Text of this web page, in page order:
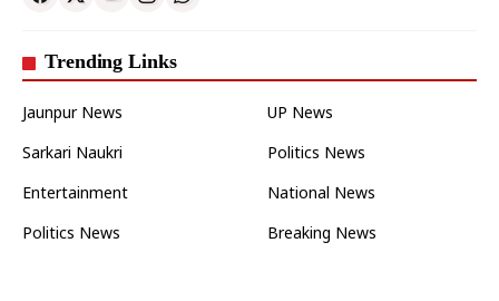
Trending Links
Jaunpur News
UP News
Sarkari Naukri
Politics News
Entertainment
National News
Politics News
Breaking News